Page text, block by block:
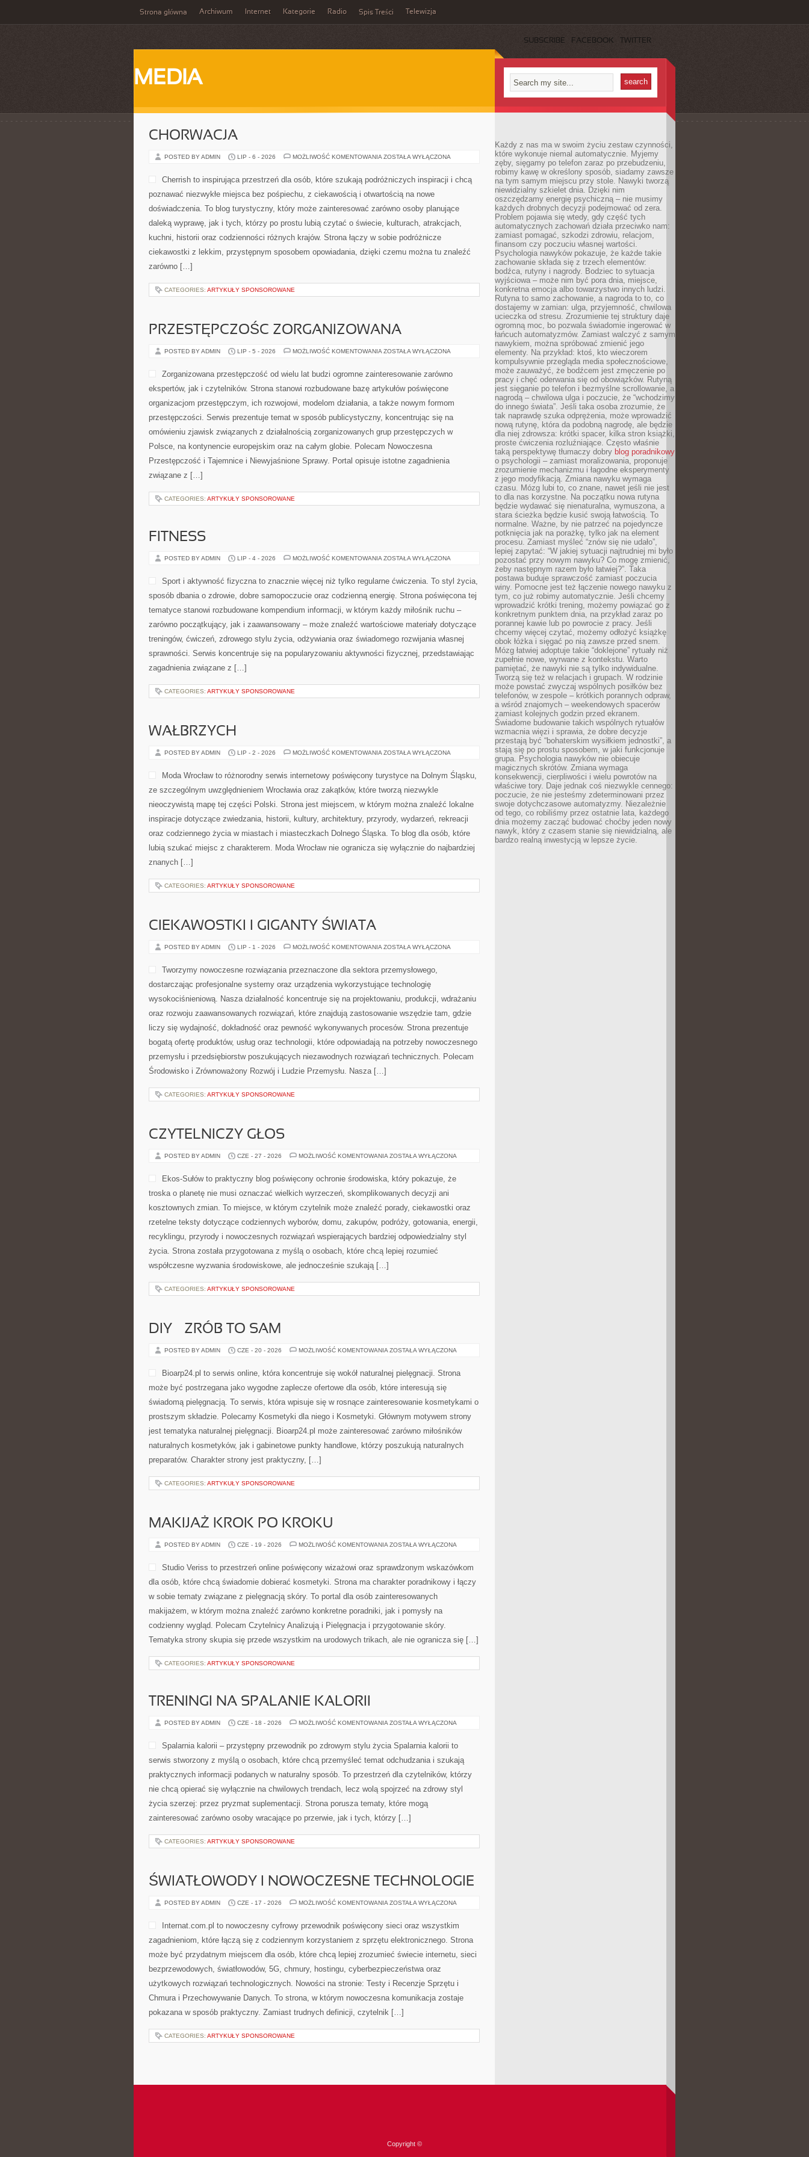
Strona główna Archiwum Internet Kategorie Radio Spis Treści Telewizja
SUBSCRIBE FACEBOOK TWITTER
MEDIA
CHORWACJA
POSTED BY ADMIN LIP - 6 - 2026 MOŻLIWOŚĆ KOMENTOWANIA CHORWACJA
ZOSTAŁA WYŁĄCZONA
Cherrish to inspirująca przestrzeń dla osób, które szukają podróżniczych inspiracji i chcą
poznawać niezwykłe miejsca bez pośpiechu, z ciekawością i otwartością na nowe
doświadczenia. To blog turystyczny, który może zainteresować zarówno osoby planujące
daleką wyprawę, jak i tych, którzy po prostu lubią czytać o świecie, kulturach, atrakcjach,
kuchni, historii oraz codzienności różnych krajów. Strona łączy w sobie podróżnicze
ciekawostki z lekkim, przystępnym sposobem opowiadania, dzięki czemu można tu znaleźć
zarówno […]
CATEGORIES: ARTYKUŁY SPONSOROWANE
PRZESTĘPCZOŚC ZORGANIZOWANA
POSTED BY ADMIN LIP - 5 - 2026 MOŻLIWOŚĆ KOMENTOWANIA PRZESTĘPCZOŚC
ZOSTAŁA WYŁĄCZONA
Zorganizowana przestępczość od wielu lat budzi ogromne zainteresowanie zarówno
ekspertów, jak i czytelników. Strona stanowi rozbudowane bazę artykułów poświęcone
organizacjom przestępczym, ich rozwojowi, modelom działania, a także nowym formom
przestępczości. Serwis prezentuje temat w sposób publicystyczny, koncentrując się na
omówieniu zjawisk związanych z działalnością zorganizowanych grup przestępczych w
Polsce, na kontynencie europejskim oraz na całym globie. Polecam Nowoczesna
Przestępczość i Tajemnice i Niewyjaśnione Sprawy. Portal opisuje istotne zagadnienia
związane z […]
CATEGORIES: ARTYKUŁY SPONSOROWANE
FITNESS
POSTED BY ADMIN LIP - 4 - 2026 MOŻLIWOŚĆ KOMENTOWANIA FITNESS
ZOSTAŁA WYŁĄCZONA
Sport i aktywność fizyczna to znacznie więcej niż tylko regularne ćwiczenia. To styl życia,
sposób dbania o zdrowie, dobre samopoczucie oraz codzienną energię. Strona poświęcona tej
tematyce stanowi rozbudowane kompendium informacji, w którym każdy miłośnik ruchu –
zarówno początkujący, jak i zaawansowany – może znaleźć wartościowe materiały dotyczące
treningów, ćwiczeń, zdrowego stylu życia, odżywiania oraz świadomego rozwijania własnej
sprawności. Serwis koncentruje się na popularyzowaniu aktywności fizycznej, przedstawiając
zagadnienia związane z […]
CATEGORIES: ARTYKUŁY SPONSOROWANE
WAŁBRZYCH
POSTED BY ADMIN LIP - 2 - 2026 MOŻLIWOŚĆ KOMENTOWANIA WAŁBRZYCH
ZOSTAŁA WYŁĄCZONA
Moda Wrocław to różnorodny serwis internetowy poświęcony turystyce na Dolnym Śląsku,
ze szczególnym uwzględnieniem Wrocławia oraz zakątków, które tworzą niezwykle
nieoczywistą mapę tej części Polski. Strona jest miejscem, w którym można znaleźć lokalne
inspiracje dotyczące zwiedzania, historii, kultury, architektury, przyrody, wydarzeń, rekreacji
oraz codziennego życia w miastach i miasteczkach Dolnego Śląska. To blog dla osób, które
lubią szukać miejsc z charakterem. Moda Wrocław nie ogranicza się wyłącznie do najbardziej
znanych […]
CATEGORIES: ARTYKUŁY SPONSOROWANE
CIEKAWOSTKI I GIGANTY ŚWIATA
POSTED BY ADMIN LIP - 1 - 2026 MOŻLIWOŚĆ KOMENTOWANIA CIEKAWOSTKI
ZOSTAŁA WYŁĄCZONA
Tworzymy nowoczesne rozwiązania przeznaczone dla sektora przemysłowego,
dostarczając profesjonalne systemy oraz urządzenia wykorzystujące technologię
wysokociśnieniową. Nasza działalność koncentruje się na projektowaniu, produkcji, wdrażaniu
oraz rozwoju zaawansowanych rozwiązań, które znajdują zastosowanie wszędzie tam, gdzie
liczy się wydajność, dokładność oraz pewność wykonywanych procesów. Strona prezentuje
bogatą ofertę produktów, usług oraz technologii, które odpowiadają na potrzeby nowoczesnego
przemysłu i przedsiębiorstw poszukujących niezawodnych rozwiązań technicznych. Polecam
Środowisko i Zrównoważony Rozwój i Ludzie Przemysłu. Nasza […]
CATEGORIES: ARTYKUŁY SPONSOROWANE
CZYTELNICZY GŁOS
POSTED BY ADMIN CZE - 27 - 2026 MOŻLIWOŚĆ KOMENTOWANIA CZYTELNICZY
ZOSTAŁA WYŁĄCZONA
Ekos-Sułów to praktyczny blog poświęcony ochronie środowiska, który pokazuje, że
troska o planetę nie musi oznaczać wielkich wyrzeczeń, skomplikowanych decyzji ani
kosztownych zmian. To miejsce, w którym czytelnik może znaleźć porady, ciekawostki oraz
rzetelne teksty dotyczące codziennych wyborów, domu, zakupów, podróży, gotowania, energii,
recyklingu, przyrody i nowoczesnych rozwiązań wspierających bardziej odpowiedzialny styl
życia. Strona została przygotowana z myślą o osobach, które chcą lepiej rozumieć
współczesne wyzwania środowiskowe, ale jednocześnie szukają […]
CATEGORIES: ARTYKUŁY SPONSOROWANE
DIY – ZRÓB TO SAM
POSTED BY ADMIN CZE - 20 - 2026 MOŻLIWOŚĆ KOMENTOWANIA DIY
TO
SAM
ZOSTAŁA WYŁĄCZONA
Bioarp24.pl to serwis online, która koncentruje się wokół naturalnej pielęgnacji. Strona
może być postrzegana jako wygodne zaplecze ofertowe dla osób, które interesują się
świadomą pielęgnacją. To serwis, która wpisuje się w rosnące zainteresowanie kosmetykami o
prostszym składzie. Polecamy Kosmetyki dla niego i Kosmetyki. Głównym motywem strony
jest tematyka naturalnej pielęgnacji. Bioarp24.pl może zainteresować zarówno miłośników
naturalnych kosmetyków, jak i gabinetowe punkty handlowe, którzy poszukują naturalnych
preparatów. Charakter strony jest praktyczny, […]
CATEGORIES: ARTYKUŁY SPONSOROWANE
MAKIJAŻ KROK PO KROKU
POSTED BY ADMIN CZE - 19 - 2026 MOŻLIWOŚĆ KOMENTOWANIA MAKIJAŻ
KROKU
ZOSTAŁA WYŁĄCZONA
Studio Veriss to przestrzeń online poświęcony wizażowi oraz sprawdzonym wskazówkom
dla osób, które chcą świadomie dobierać kosmetyki. Strona ma charakter poradnikowy i łączy
w sobie tematy związane z pielęgnacją skóry. To portal dla osób zainteresowanych
makijażem, w którym można znaleźć zarówno konkretne poradniki, jak i pomysły na
codzienny wygląd. Polecam Czytelnicy Analizują i Pielęgnacja i przygotowanie skóry.
Tematyka strony skupia się przede wszystkim na urodowych trikach, ale nie ogranicza się […]
CATEGORIES: ARTYKUŁY SPONSOROWANE
TRENINGI NA SPALANIE KALORII
POSTED BY ADMIN CZE - 18 - 2026 MOŻLIWOŚĆ KOMENTOWANIA TRENINGI
KALORII
ZOSTAŁA WYŁĄCZONA
Spalarnia kalorii – przystępny przewodnik po zdrowym stylu życia Spalarnia kalorii to
serwis stworzony z myślą o osobach, które chcą przemyśleć temat odchudzania i szukają
praktycznych informacji podanych w naturalny sposób. To przestrzeń dla czytelników, którzy
nie chcą opierać się wyłącznie na chwilowych trendach, lecz wolą spojrzeć na zdrowy styl
życia szerzej: przez pryzmat suplementacji. Strona porusza tematy, które mogą
zainteresować zarówno osoby wracające po przerwie, jak i tych, którzy […]
CATEGORIES: ARTYKUŁY SPONSOROWANE
ŚWIATŁOWODY I NOWOCZESNE TECHNOLOGIE
POSTED BY ADMIN CZE - 17 - 2026 MOŻLIWOŚĆ KOMENTOWANIA ŚWIATŁOWODY
TECHNOLOGIE
ZOSTAŁA WYŁĄCZONA
Internat.com.pl to nowoczesny cyfrowy przewodnik poświęcony sieci oraz wszystkim
zagadnieniom, które łączą się z codziennym korzystaniem z sprzętu elektronicznego. Strona
może być przydatnym miejscem dla osób, które chcą lepiej zrozumieć świecie internetu, sieci
bezprzewodowych, światłowodów, 5G, chmury, hostingu, cyberbezpieczeństwa oraz
użytkowych rozwiązań technologicznych. Nowości na stronie: Testy i Recenzje Sprzętu i
Chmura i Przechowywanie Danych. To strona, w którym nowoczesna komunikacja zostaje
pokazana w sposób praktyczny. Zamiast trudnych definicji, czytelnik […]
CATEGORIES: ARTYKUŁY SPONSOROWANE
Każdy z nas ma w swoim życiu zestaw czynności,
które wykonuje niemal automatycznie. Myjemy
zęby, sięgamy po telefon zaraz po przebudzeniu,
robimy kawę w określony sposób, siadamy zawsze
na tym samym miejscu przy stole. Nawyki tworzą
niewidzialny szkielet dnia. Dzięki nim
oszczędzamy energię psychiczną – nie musimy
każdych drobnych decyzji podejmować od zera.
Problem pojawia się wtedy, gdy część tych
automatycznych zachowań działa przeciwko nam:
zamiast pomagać, szkodzi zdrowiu, relacjom,
finansom czy poczuciu własnej wartości.
Psychologia nawyków pokazuje, że każde takie
zachowanie składa się z trzech elementów:
bodźca, rutyny i nagrody. Bodziec to sytuacja
wyjściowa – może nim być pora dnia, miejsce,
konkretna emocja albo towarzystwo innych ludzi.
Rutyna to samo zachowanie, a nagroda to to, co
dostajemy w zamian: ulga, przyjemność, chwilowa
ucieczka od stresu. Zrozumienie tej struktury daje
ogromną moc, bo pozwala świadomie ingerować w
łańcuch automatyzmów. Zamiast walczyć z samym
nawykiem, można spróbować zmienić jego
elementy. Na przykład: ktoś, kto wieczorem
kompulsywnie przegląda media społecznościowe,
może zauważyć, że bodźcem jest zmęczenie po
pracy i chęć oderwania się od obowiązków. Rutyną
jest sięganie po telefon i bezmyślne scrollowanie, a
nagrodą – chwilowa ulga i poczucie, że “wchodzimy
do innego świata”. Jeśli taka osoba zrozumie, że
tak naprawdę szuka odprężenia, może wprowadzić
nową rutynę, która da podobną nagrodę, ale będzie
dla niej zdrowsza: krótki spacer, kilka stron książki,
proste ćwiczenia rozluźniające. Często właśnie
taką perspektywę tłumaczy dobry blog poradnikowy
o psychologii – zamiast moralizowania, proponuje
zrozumienie mechanizmu i łagodne eksperymenty
z jego modyfikacją. Zmiana nawyku wymaga
czasu. Mózg lubi to, co znane, nawet jeśli nie jest
to dla nas korzystne. Na początku nowa rutyna
będzie wydawać się nienaturalna, wymuszona, a
stara ścieżka będzie kusić swoją łatwością. To
normalne. Ważne, by nie patrzeć na pojedyncze
potknięcia jak na porażkę, tylko jak na element
procesu. Zamiast myśleć “znów się nie udało”,
lepiej zapytać: “W jakiej sytuacji najtrudniej mi było
pozostać przy nowym nawyku? Co mogę zmienić,
żeby następnym razem było łatwiej?”. Taka
postawa buduje sprawczość zamiast poczucia
winy. Pomocne jest też łączenie nowego nawyku z
tym, co już robimy automatycznie. Jeśli chcemy
wprowadzić krótki trening, możemy powiązać go z
konkretnym punktem dnia, na przykład zaraz po
porannej kawie lub po powrocie z pracy. Jeśli
chcemy więcej czytać, możemy odłożyć książkę
obok łóżka i sięgać po nią zawsze przed snem.
Mózg łatwiej adoptuje takie “doklejone” rytuały niż
zupełnie nowe, wyrwane z kontekstu. Warto
pamiętać, że nawyki nie są tylko indywidualne.
Tworzą się też w relacjach i grupach. W rodzinie
może powstać zwyczaj wspólnych posiłków bez
telefonów, w zespole – krótkich porannych odpraw,
a wśród znajomych – weekendowych spacerów
zamiast kolejnych godzin przed ekranem.
Świadome budowanie takich wspólnych rytuałów
wzmacnia więzi i sprawia, że dobre decyzje
przestają być “bohaterskim wysiłkiem jednostki”, a
stają się po prostu sposobem, w jaki funkcjonuje
grupa. Psychologia nawyków nie obiecuje
magicznych skrótów. Zmiana wymaga
konsekwencji, cierpliwości i wielu powrotów na
właściwe tory. Daje jednak coś niezwykle cennego:
poczucie, że nie jesteśmy zdeterminowani przez
swoje dotychczasowe automatyzmy. Niezależnie
od tego, co robiliśmy przez ostatnie lata, każdego
dnia możemy zacząć budować choćby jeden nowy
nawyk, który z czasem stanie się niewidzialną, ale
bardzo realną inwestycją w lepsze życie.
Copyright ©